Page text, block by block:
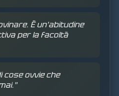
È un'abitudine
per la facoltà
cose ovvie che